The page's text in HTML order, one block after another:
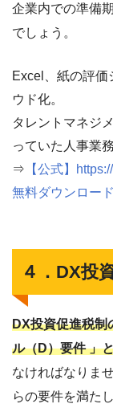
企業内での準備
でしょう。
Excel、紙の評価
ウド化。
タレントマネジ
っていた人事業
⇒ 【公式】
無料ダウンロード
４．DX投
DX投資促進税制
ル（D）要件 」
なければなりま
らの要件を満た